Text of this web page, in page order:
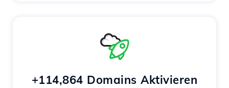
+114,864 Domains Aktivieren